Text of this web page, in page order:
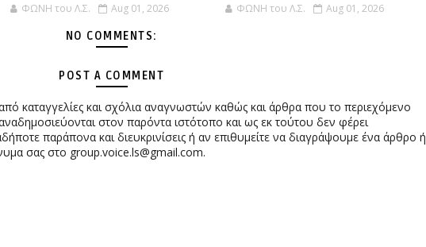
ΦΩΝΗ του Λ.Σ. Aug 01, 2026 ΦΩΝΗ του Λ.Σ. Aug 01, 2026
NO COMMENTS:
POST A COMMENT
καταγγελίες και σχόλια αναγνωστών καθώς και άρθρα που το περιεχόμενο
στον παρόντα ιστότοπο και ως εκ τούτου δεν φέρει
παράπονα και διευκρινίσεις ή αν επιθυμείτε να διαγράψουμε ένα άρθρο ή
σας στο group.voice.ls@gmail.com.